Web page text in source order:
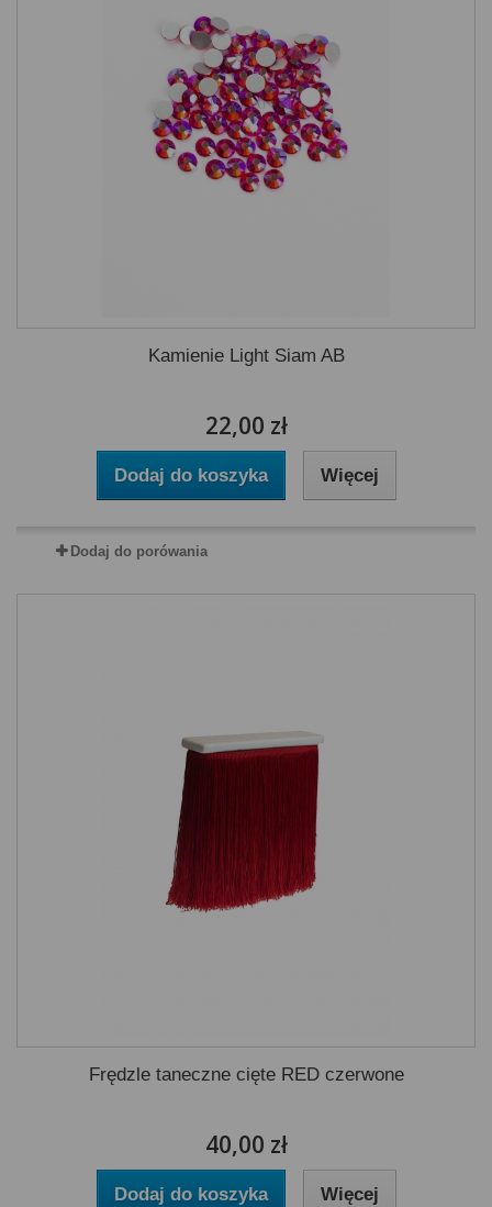
Kamienie Light Siam AB
22,00 zł
Dodaj do koszyka Więcej
Dodaj do porówania
Frędzle taneczne cięte RED czerwone
40,00 zł
Dodaj do koszyka Więcej